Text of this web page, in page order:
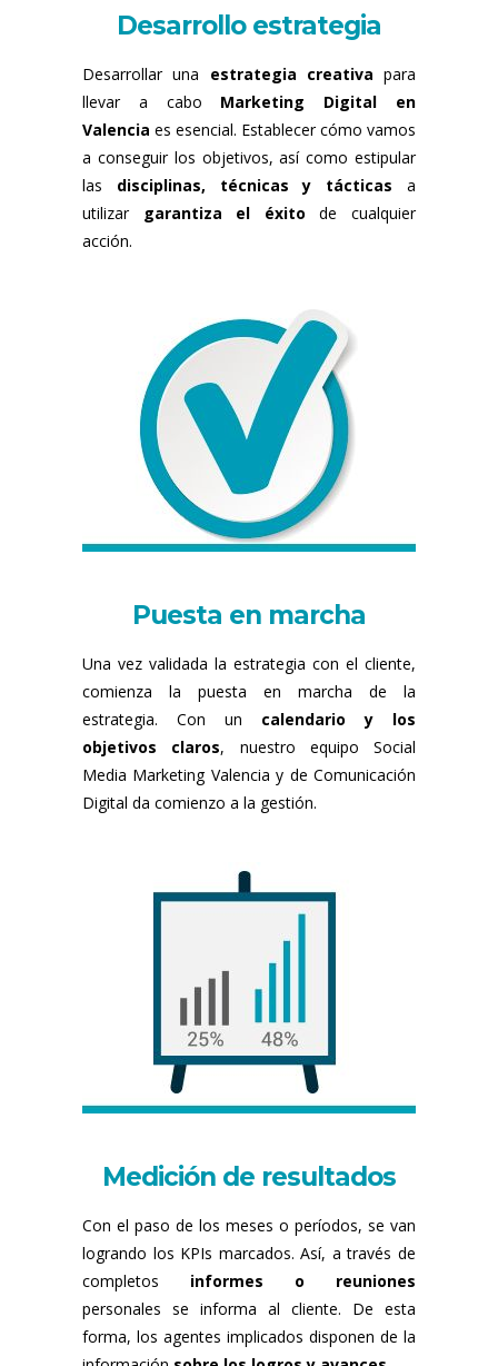
Desarrollo estrategia
Desarrollar una estrategia creativa para
llevar a cabo Marketing Digital en
Valencia es esencial. Establecer cómo vamos
a conseguir los objetivos, así como estipular
las disciplinas, técnicas y tácticas a
utilizar garantiza el éxito de cualquier
acción.
Puesta en marcha
Una vez validada la estrategia con el cliente,
comienza la puesta en marcha de la
estrategia. Con un calendario y los
objetivos claros, nuestro equipo Social
Media Marketing Valencia y de Comunicación
Digital da comienzo a la gestión.
Medición de resultados
Con el paso de los meses o períodos, se van
logrando los KPIs marcados. Así, a través de
completos informes o reuniones
personales se informa al cliente. De esta
forma, los agentes implicados disponen de la